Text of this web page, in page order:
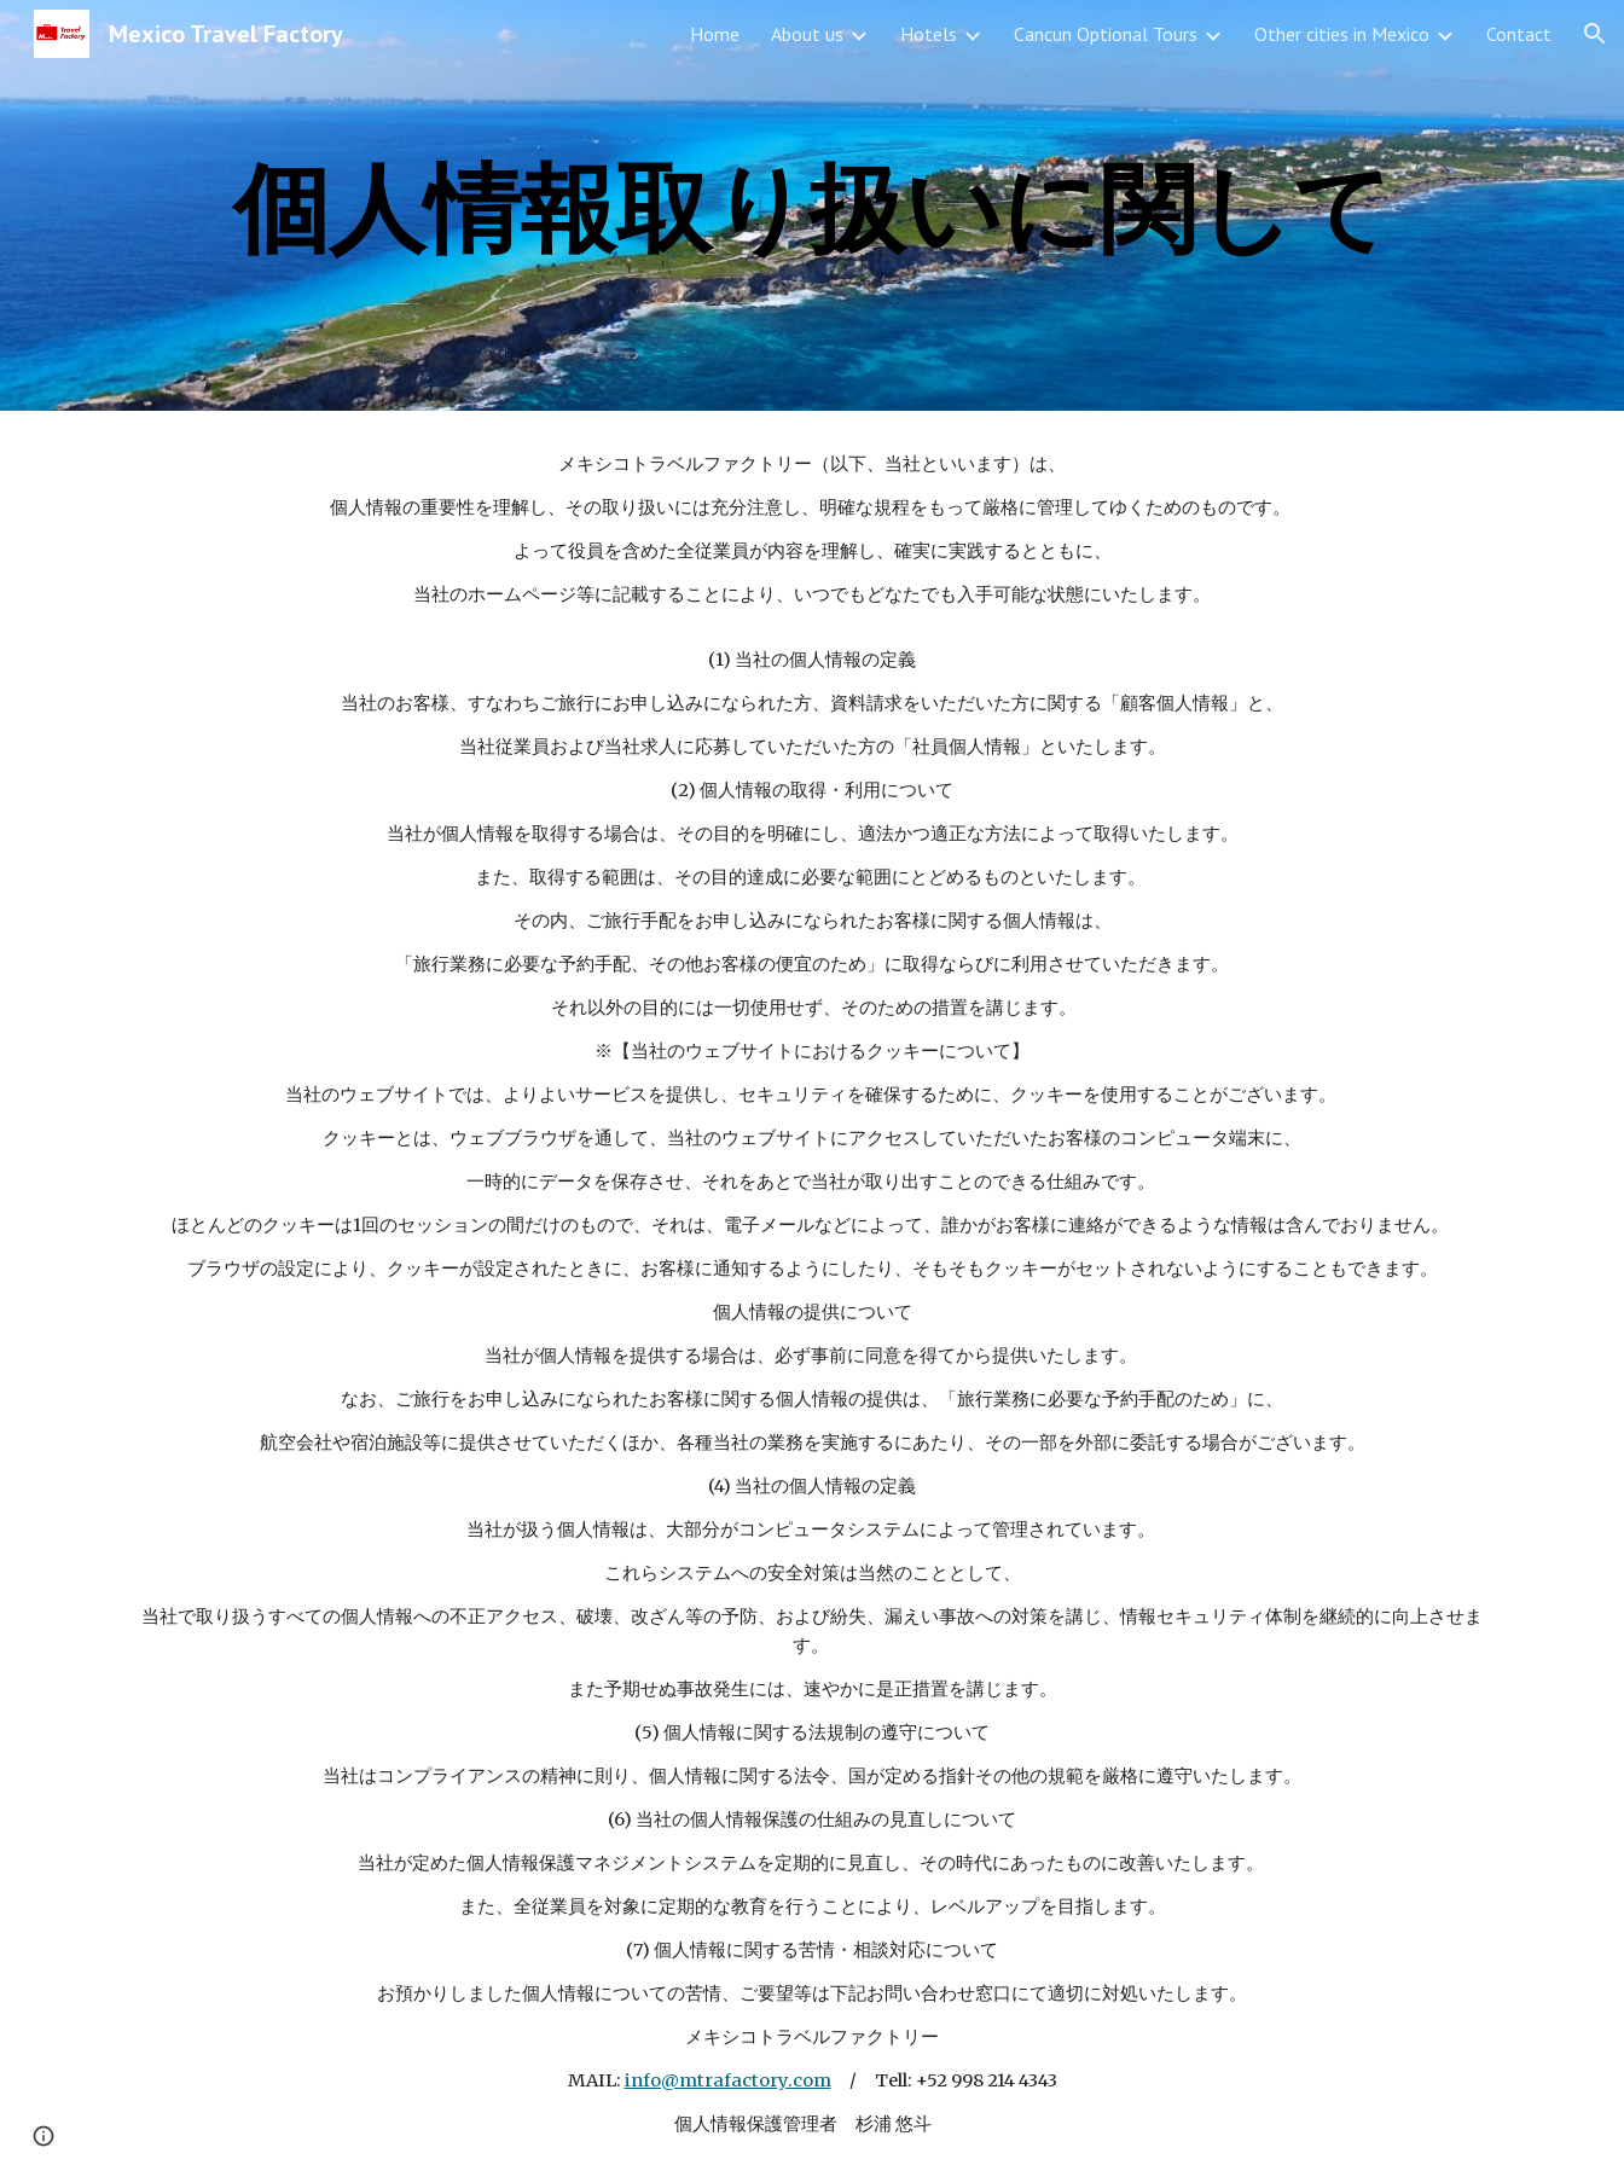
Skip to main content Skip to navigation
Mexico Travel Factory Home About us Hotels Cancun Optional Tours Other cities in Mexico Contact
個人情報取り扱いに関して
メキシコトラベルファクトリー（以下、当社といいます）は、
個人情報の重要性を理解し、その取り扱いには充分注意し、明確な規程をもって厳格に管理してゆくためのものです。
よって役員を含めた全従業員が内容を理解し、確実に実践するとともに、
当社のホームページ等に記載することにより、いつでもどなたでも入手可能な状態にいたします。
(1) 当社の個人情報の定義
当社のお客様、すなわちご旅行にお申し込みになられた方、資料請求をいただいた方に関する「顧客個人情報」と、
当社従業員および当社求人に応募していただいた方の「社員個人情報」といたします。
(2) 個人情報の取得・利用について
当社が個人情報を取得する場合は、その目的を明確にし、適法かつ適正な方法によって取得いたします。
また、取得する範囲は、その目的達成に必要な範囲にとどめるものといたします。
その内、ご旅行手配をお申し込みになられたお客様に関する個人情報は、
「旅行業務に必要な予約手配、その他お客様の便宜のため」に取得ならびに利用させていただきます。
それ以外の目的には一切使用せず、そのための措置を講じます。
※【当社のウェブサイトにおけるクッキーについて】
当社のウェブサイトでは、よりよいサービスを提供し、セキュリティを確保するために、クッキーを使用することがございます。
クッキーとは、ウェブブラウザを通して、当社のウェブサイトにアクセスしていただいたお客様のコンピュータ端末に、
一時的にデータを保存させ、それをあとで当社が取り出すことのできる仕組みです。
ほとんどのクッキーは1回のセッションの間だけのもので、それは、電子メールなどによって、誰かがお客様に連絡ができるような情報は含んでおりません。
ブラウザの設定により、クッキーが設定されたときに、お客様に通知するようにしたり、そもそもクッキーがセットされないようにすることもできます。
個人情報の提供について
当社が個人情報を提供する場合は、必ず事前に同意を得てから提供いたします。
なお、ご旅行をお申し込みになられたお客様に関する個人情報の提供は、「旅行業務に必要な予約手配のため」に、
航空会社や宿泊施設等に提供させていただくほか、各種当社の業務を実施するにあたり、その一部を外部に委託する場合がございます。
(4) 当社の個人情報の定義
当社が扱う個人情報は、大部分がコンピュータシステムによって管理されています。
これらシステムへの安全対策は当然のこととして、
当社で取り扱うすべての個人情報への不正アクセス、破壊、改ざん等の予防、および紛失、漏えい事故への対策を講じ、情報セキュリティ体制を継続的に向上させま
す。
また予期せぬ事故発生には、速やかに是正措置を講じます。
(5) 個人情報に関する法規制の遵守について
当社はコンプライアンスの精神に則り、個人情報に関する法令、国が定める指針その他の規範を厳格に遵守いたします。
(6) 当社の個人情報保護の仕組みの見直しについて
当社が定めた個人情報保護マネジメントシステムを定期的に見直し、その時代にあったものに改善いたします。
また、全従業員を対象に定期的な教育を行うことにより、レベルアップを目指します。
(7) 個人情報に関する苦情・相談対応について
お預かりしました個人情報についての苦情、ご要望等は下記お問い合わせ窓口にて適切に対処いたします。
メキシコトラベルファクトリー
MAIL: info@mtrafactory.com/ Tell: +52 998 214 4343
個人情報保護管理者 杉浦 悠斗